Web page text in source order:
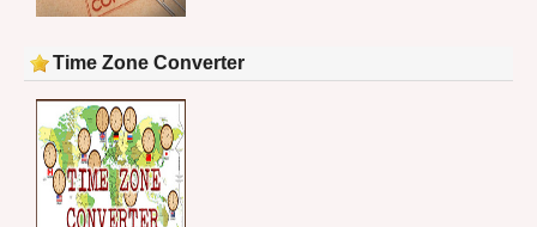
Time Zone Converter